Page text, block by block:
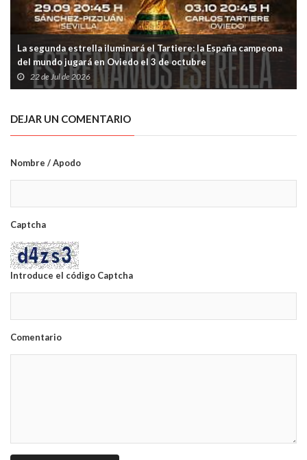
La segunda estrella iluminará el Tartiere: la España campeona
del mundo jugará en Oviedo el 3 de octubre
22 de Jul de 2026
DEJAR UN COMENTARIO
Nombre / Apodo
Captcha
Introduce el código Captcha
Comentario